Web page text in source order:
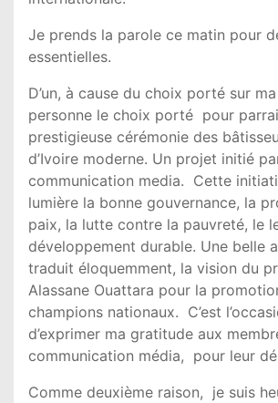
Je prends la parole ce matin pour
essentielles.
D’un, à cause du choix porté sur
personne le choix porté pour
prestigieuse cérémonie des
d’Ivoire moderne. Un projet initié
communication media. Cette
lumière la bonne gouvernance, la
paix, la lutte contre la pauvreté, le
développement durable. Une belle
traduit éloquemment, la vision du
Alassane Ouattara pour la
champions nationaux. C’est
d’exprimer ma gratitude aux
communication média, pour leur
Comme deuxième raison, je suis